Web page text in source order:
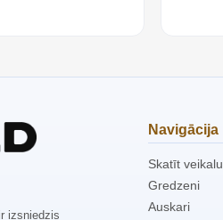
izsniedzis
Navigācija
Skatīt veikalu
Gredzeni
Auskari